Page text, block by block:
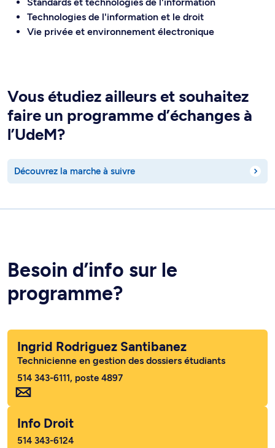
Technologies de l'information et le droit
Vie privée et environnement électronique
Vous étudiez ailleurs et souhaitez
faire un programme d’échanges à
l’UdeM?
Découvrez la marche à suivre
Besoin d’info sur le
programme?
Ingrid Rodriguez Santibanez
Technicienne en gestion des dossiers étudiants
514 343-6111, poste 4897
Info Droit
514 343-6124